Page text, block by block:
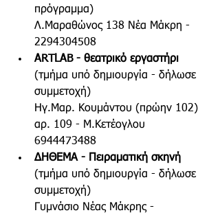
πρόγραμμα)
Λ.Μαραθώνος 138 Νέα Μάκρη -
2294304508
ARTLAB - θεατρικό εργαστήρι
(τμήμα υπό δημιουργία - δήλωσε
συμμετοχή)
Ηγ.Μαρ. Κουμάντου (πρώην 102)
αρ. 109 - Μ.Κετέογλου
6944473488
ΔΗΘΕΜΑ - Πειραματική σκηνή
(τμήμα υπό δημιουργία - δήλωσε
συμμετοχή)
Γυμνάσιο Νέας Μάκρης -